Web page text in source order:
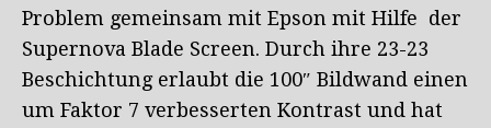
Problem gemeinsam mit Epson mit Hilfe der
Supernova Blade Screen. Durch ihre 23-23
Beschichtung erlaubt die 100″ Bildwand einen
um Faktor 7 verbesserten Kontrast und hat